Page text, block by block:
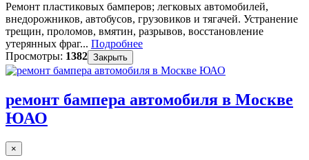
Ремонт пластиковых бамперов; легковых автомобилей,
внедорожников, автобусов, грузовиков и тягачей. Устранение
трещин, проломов, вмятин, разрывов, восстановление
утерянных фраг... Подробнее
Просмотры: 1382 Закрыть
ремонт бампера автомобиля в Москве
ЮАО
×